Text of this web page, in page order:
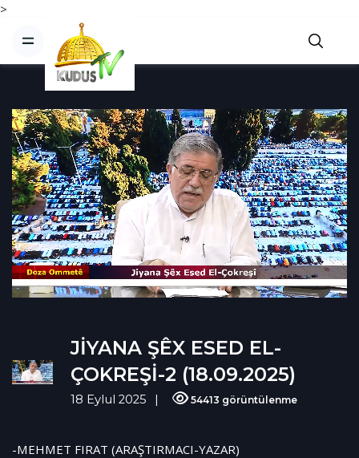
>
JİYANA ŞÊX ESED EL-
ÇOKREŞİ-2 (18.09.2025)
18 Eylul 2025 54413 görüntülenme
-MEHMET FIRAT (ARAŞTIRMACI-YAZAR)